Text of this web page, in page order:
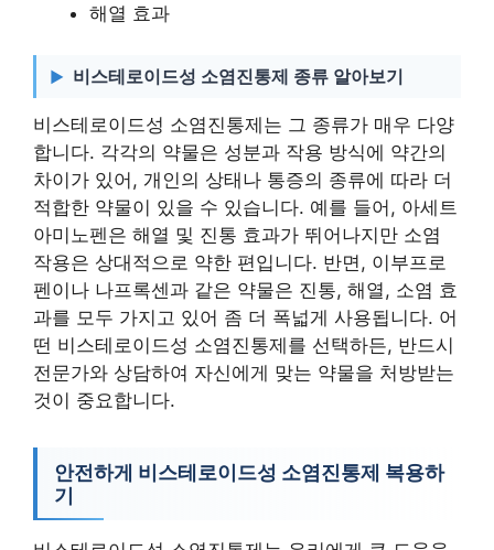
해열 효과
비스테로이드성 소염진통제 종류 알아보기
비스테로이드성 소염진통제는 그 종류가 매우 다양
합니다. 각각의 약물은 성분과 작용 방식에 약간의
차이가 있어, 개인의 상태나 통증의 종류에 따라 더
적합한 약물이 있을 수 있습니다. 예를 들어, 아세트
아미노펜은 해열 및 진통 효과가 뛰어나지만 소염
작용은 상대적으로 약한 편입니다. 반면, 이부프로
펜이나 나프록센과 같은 약물은 진통, 해열, 소염 효
과를 모두 가지고 있어 좀 더 폭넓게 사용됩니다. 어
떤 비스테로이드성 소염진통제를 선택하든, 반드시
전문가와 상담하여 자신에게 맞는 약물을 처방받는
것이 중요합니다.
안전하게 비스테로이드성 소염진통제 복용하
기